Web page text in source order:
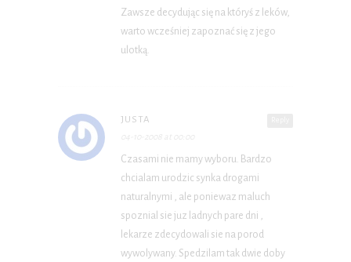
Zawsze decydując się na któryś z leków,
warto wcześniej zapoznać się z jego
ulotką.
JUSTA
Czasami nie mamy wyboru. Bardzo
chcialam urodzic synka drogami
naturalnymi , ale poniewaz maluch
spoznial sie juz ladnych pare dni ,
lekarze zdecydowali sie na porod
wywolywany. Spedzilam tak dwie doby